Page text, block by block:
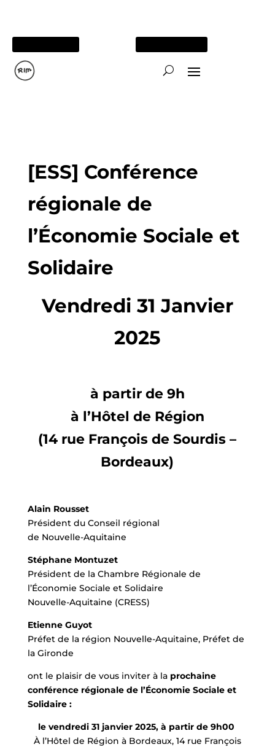
[ESS] Conférence
régionale de
l’Économie Sociale et
Solidaire
Vendredi 31 Janvier
2025
à partir de 9h
à l’Hôtel de Région
(14 rue François de Sourdis –
Bordeaux)
Alain Rousset
Président du Conseil régional
de Nouvelle-Aquitaine
Stéphane Montuzet
Président de la Chambre Régionale de
l’Économie Sociale et Solidaire
Nouvelle-Aquitaine (CRESS)
Etienne Guyot
Préfet de la région Nouvelle-Aquitaine, Préfet de
la Gironde
ont le plaisir de vous inviter à la prochaine
conférence régionale de l’Économie Sociale et
Solidaire :
le vendredi 31 janvier 2025, à partir de 9h00
À l’Hôtel de Région à Bordeaux, 14 rue François